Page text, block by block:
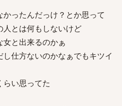
ったんだっけ？とか思って
とは何もしないけど
と出来るのかぁ
仕方ないのかなぁでもキツイ
い思ってた